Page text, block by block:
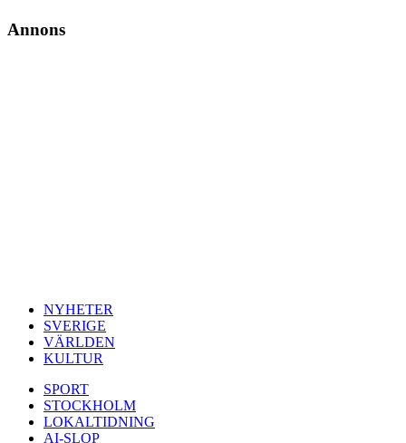
Annons
NYHETER
SVERIGE
VÄRLDEN
KULTUR
SPORT
STOCKHOLM
LOKALTIDNING
AI-SLOP